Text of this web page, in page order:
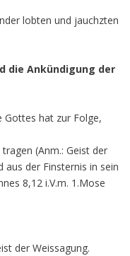
lobten und jauchzten
die Ankündigung der
Gottes hat zur Folge,
(Anm.: Geist der
aus der Finsternis in sein
8,12 i.V.m. 1.Mose
der Weissagung.